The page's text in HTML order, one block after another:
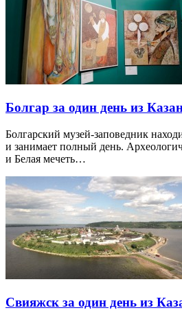
Болгар за один день из
Болгарский музей-заповедник
и занимает полный день.
и Белая мечеть…
Свияжск за один день из